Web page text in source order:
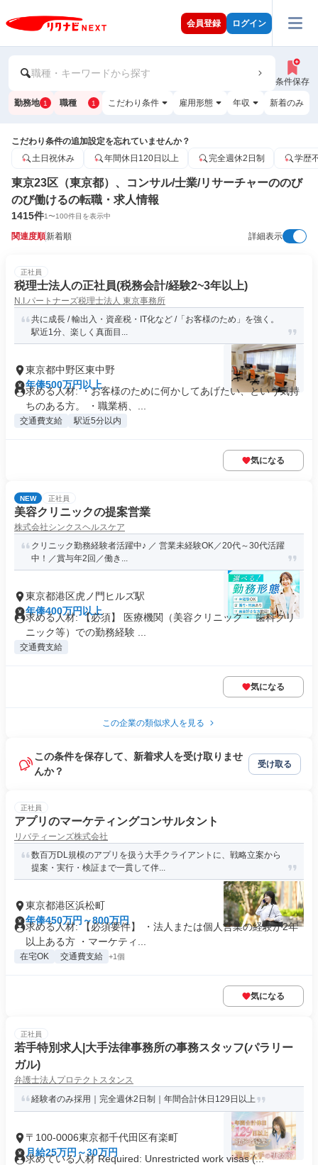
会員登録 ログイン
職種・キーワードから探す
条件保存
勤務地 1 職種 1 こだわり条件 雇用形態 年収 新着のみ
こだわり条件の追加設定を忘れていませんか？
土日祝休み
年間休日120日以上 完全週休2日制 学歴
東京23区（東京都）、コンサル/士業/リサーチャーののび
のび働けるの転職・求人情報
1415件1〜100件目を表示中
関連度順新着順 詳細表示
正社員
税理士法人の正社員(税務会計/経験2~3年以上)
N.I.パートナーズ税理士法人 東京事務所
共に成長 / 輸出入・資産税・IT化など /「お客様のため」を強く。
駅近1分、楽しく真面目...
東京都中野区東中野
年俸500万円以上
求める人材: ・お客様のために何かしてあげたい、という気持
ちのある方。 ・職業柄、...
交通費支給 駅近5分以内
気になる
NEW 正社員
美容クリニックの提案営業
株式会社シンクスヘルスケア
クリニック勤務経験者活躍中♪ ／ 営業未経験OK／20代～30代活躍
中！／賞与年2回／働き...
東京都港区虎ノ門ヒルズ駅
年俸400万円以上
求める人材: 【必須】 医療機関（美容クリニック・ 歯科クリ
ニック等）での勤務経験 ...
交通費支給
気になる
この企業の類似求人を見る
この条件を保存して、新着求人を受け取りませ
んか？
受け取る
正社員
アプリのマーケティングコンサルタント
リバティーンズ株式会社
数百万DL規模のアプリを扱う大手クライアントに、戦略立案から
提案・実行・検証まで一貫して伴...
東京都港区浜松町
年俸450万円～800万円
求める人材: 【必須要件】 ・法人または個人営業の経験が2年
以上ある方 ・マーケティ...
在宅OK 交通費支給 +1個
気になる
正社員
若手特別求人|大手法律事務所の事務スタッフ(パラリー
ガル)
弁護士法人プロテクトスタンス
経験者のみ採用｜完全週休2日制｜年間合計休日129日以上
〒100-0006東京都千代田区有楽町
月給25万円～30万円
求めている人材 Required: Unrestricted work visas (...